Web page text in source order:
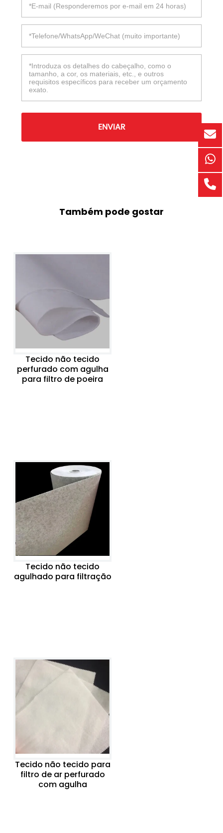
ENVIAR
Também pode gostar
Tecido não tecido
perfurado com agulha
para filtro de poeira
Tecido não tecido
agulhado para filtração
Tecido não tecido para
filtro de ar perfurado
com agulha